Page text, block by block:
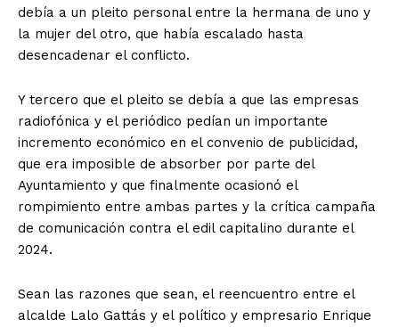
debía a un pleito personal entre la hermana de uno y
la mujer del otro, que había escalado hasta
desencadenar el conflicto.
Y tercero que el pleito se debía a que las empresas
radiofónica y el periódico pedían un importante
incremento económico en el convenio de publicidad,
que era imposible de absorber por parte del
Ayuntamiento y que finalmente ocasionó el
rompimiento entre ambas partes y la crítica campaña
de comunicación contra el edil capitalino durante el
2024.
Sean las razones que sean, el reencuentro entre el
alcalde Lalo Gattás y el político y empresario Enrique